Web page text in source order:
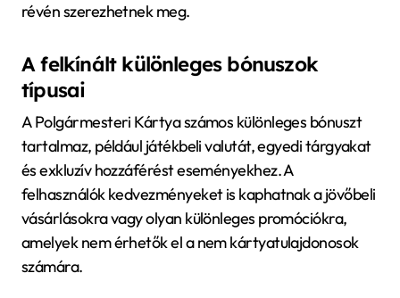
révén szerezhetnek meg.
A felkínált különleges bónuszok
típusai
A Polgármesteri Kártya számos különleges bónuszt
tartalmaz, például játékbeli valutát, egyedi tárgyakat
és exkluzív hozzáférést eseményekhez. A
felhasználók kedvezményeket is kaphatnak a jövőbeli
vásárlásokra vagy olyan különleges promóciókra,
amelyek nem érhetők el a nem kártyatulajdonosok
számára.